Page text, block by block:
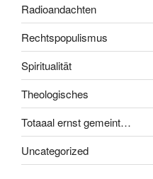
Radioandachten
Rechtspopulismus
Spiritualität
Theologisches
Totaaal ernst gemeint…
Uncategorized